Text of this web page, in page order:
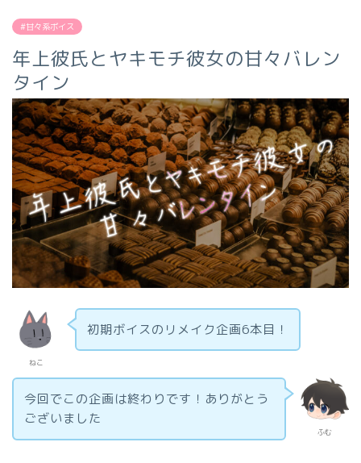
#甘々系ボイス
年上彼氏とヤキモチ彼女の甘々バレン
タイン
ねこ
初期ボイスのリメイク企画6本目！
ふむ
今回でこの企画は終わりです！ありがとう
ございました